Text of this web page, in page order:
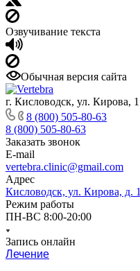
Озвучивание текста
Обычная версия сайта
г. Кисловодск, ул. Кирова, 1
8 (800) 505-80-63
8 (800) 505-80-63
Заказать звонок
E-mail
vertebra.clinic@gmail.com
Адрес
Кисловодск, ул. Кирова, д. 1
Режим работы
ПН-ВС 8:00-20:00
Запись онлайн
Лечение